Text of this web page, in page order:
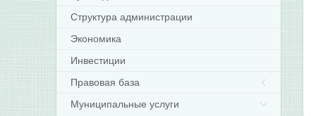
Структура администрации
Экономика
Инвестиции
Правовая база
Муниципальные услуги